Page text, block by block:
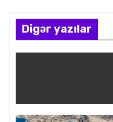
z
ı
a
Digər yazılar